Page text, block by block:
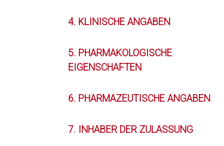
4. KLINISCHE ANGABEN
5. PHARMAKOLOGISCHE
EIGENSCHAFTEN
6. PHARMAZEUTISCHE ANGABEN
7. INHABER DER ZULASSUNG